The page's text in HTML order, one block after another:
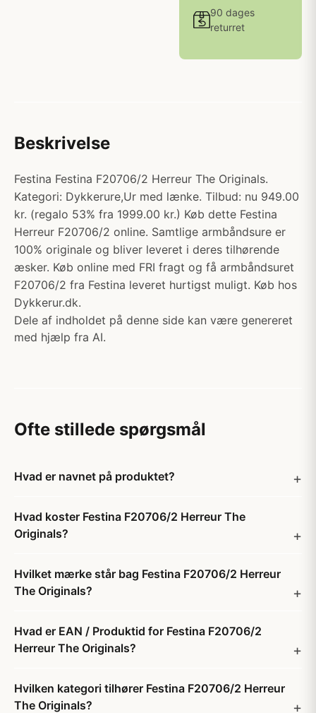
90 dages
returret
Beskrivelse
Festina Festina F20706/2 Herreur The Originals.
Kategori: Dykkerure,Ur med lænke. Tilbud: nu 949.00
kr. (regalo 53% fra 1999.00 kr.) Køb dette Festina
Herreur F20706/2 online. Samtlige armbåndsure er
100% originale og bliver leveret i deres tilhørende
æsker. Køb online med FRI fragt og få armbåndsuret
F20706/2 fra Festina leveret hurtigst muligt. Køb hos
Dykkerur.dk.
Dele af indholdet på denne side kan være genereret
med hjælp fra AI.
Ofte stillede spørgsmål
Hvad er navnet på produktet?
Hvad koster Festina F20706/2 Herreur The
Originals?
Hvilket mærke står bag Festina F20706/2 Herreur
The Originals?
Hvad er EAN / Produktid for Festina F20706/2
Herreur The Originals?
Hvilken kategori tilhører Festina F20706/2 Herreur
The Originals?